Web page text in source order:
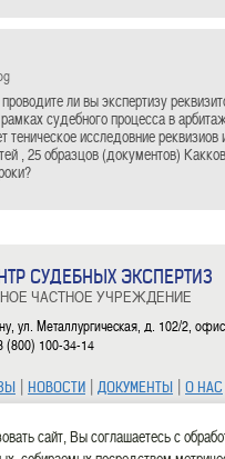
ли вы экспертизу
судебного процесса в
теническое исследовние реквизиов
, 25 образцов (документов)
СУДЕБНЫХ ЭКСПЕРТИЗ
ЧАСТНОЕ УЧРЕЖДЕНИЕ
ул. Металлургическая, д. 102/2,
(800) 100-34-14
| НОВОСТИ | ДОКУМЕНТЫ | О НАС
центр судебных экспертиз»
сайт, Вы соглашаетесь с